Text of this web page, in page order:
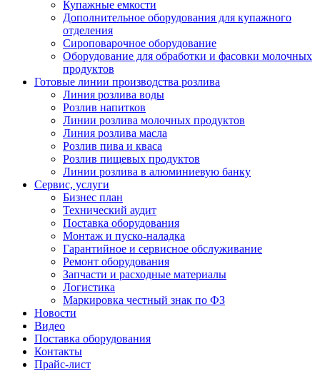
Купажные емкости
Дополнительное оборудования для купажного
отделения
Сироповарочное оборудование
Оборудование для обработки и фасовки молочных
продуктов
Готовые линии производства розлива
Линия розлива воды
Розлив напитков
Линии розлива молочных продуктов
Линия розлива масла
Розлив пива и кваса
Розлив пищевых продуктов
Линии розлива в алюминиевую банку
Сервис, услуги
Бизнес план
Технический аудит
Поставка оборудования
Монтаж и пуско-наладка
Гарантийное и сервисное обслуживание
Ремонт оборудования
Запчасти и расходные материалы
Логистика
Маркировка честный знак по ФЗ
Новости
Видео
Поставка оборудования
Контакты
Прайс-лист